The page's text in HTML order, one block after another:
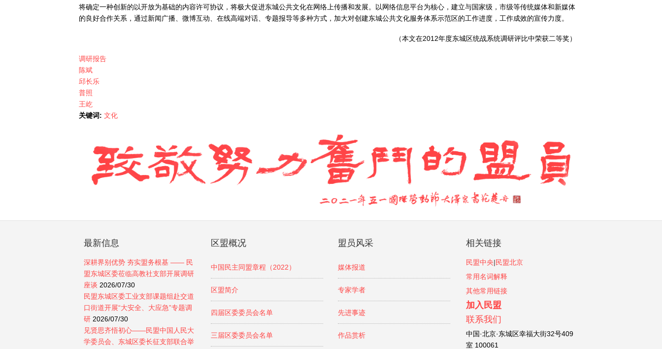
将确定一种创新的以开放为基础的内容许可协议，将极大促进东城公共文化在网络上传播和发展。以网络信息平台为核心，建立与国家级，市级等传统媒体和新媒体
的良好合作关系，通过新闻广播、微博互动、在线高端对话、专题报导等多种方式，加大对创建东城公共文化服务体系示范区的工作进度，工作成效的宣传力度。
（本文在2012年度东城区统战系统调研评比中荣获二等奖）
调研报告
陈斌
邱长乐
普照
王屹
关键词: 文化
最新信息
深耕界别优势 夯实盟务根基 —— 民
盟东城区委莅临高教社支部开展调研
座谈 2026/07/30
民盟东城区委工业支部课题组赴交道
口街道开展“大安全、大应急”专题调
研 2026/07/30
见贤思齐悟初心——民盟中国人民大
学委员会、东城区委长征支部联合举
区盟概况
中国民主同盟章程（2022）
区盟简介
四届区委委员会名单
三届区委委员会名单
盟员风采
媒体报道
专家学者
先进事迹
作品赏析
相关链接
民盟中央|民盟北京
常用名词解释
其他常用链接
加入民盟
联系我们
中国·北京·东城区幸福大街32号409
室 100061